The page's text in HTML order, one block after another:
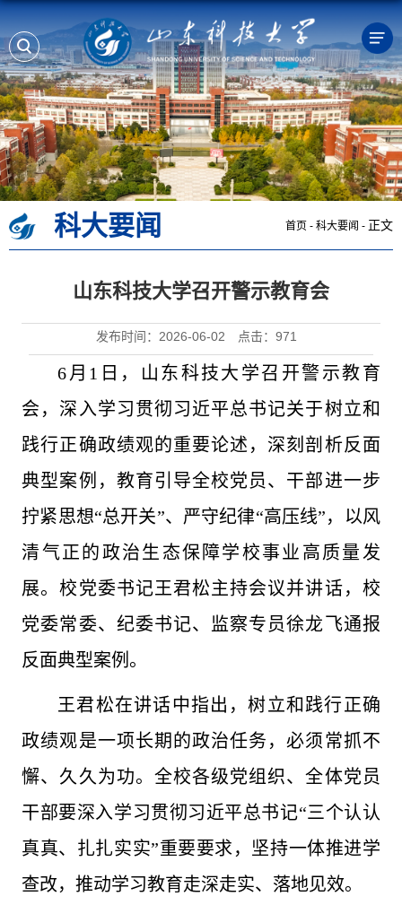
科大要闻 首页 - 科大要闻 - 正文
山东科技大学召开警示教育会
发布时间：2026-06-02 点击： 971
6月1日，山东科技大学召开警示教育
会，深入学习贯彻习近平总书记关于树立和
践行正确政绩观的重要论述，深刻剖析反面
典型案例，教育引导全校党员、干部进一步
拧紧思想“总开关”、严守纪律“高压线”，以风
清气正的政治生态保障学校事业高质量发
展。校党委书记王君松主持会议并讲话，校
党委常委、纪委书记、监察专员徐龙飞通报
反面典型案例。
王君松在讲话中指出，树立和践行正确
政绩观是一项长期的政治任务，必须常抓不
懈、久久为功。全校各级党组织、全体党员
干部要深入学习贯彻习近平总书记“三个认认
真真、扎扎实实”重要要求，坚持一体推进学
查改，推动学习教育走深走实、落地见效。